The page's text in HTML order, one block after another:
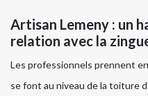
Artisan Lemeny : un
relation avec la
Les professionnels prennent
se font au niveau de la toiture